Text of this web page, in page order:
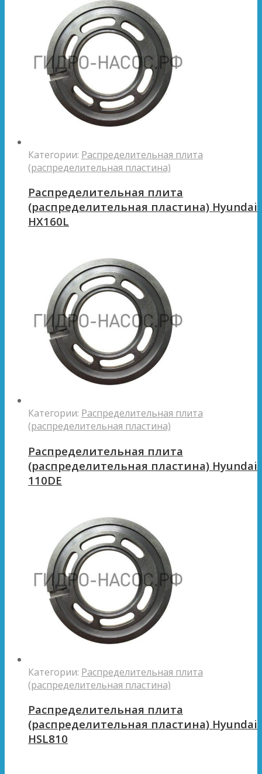
Категории: Распределительная плита
(распределительная пластина)
Распределительная плита
(распределительная пластина) Hyundai
HX160L
Категории: Распределительная плита
(распределительная пластина)
Распределительная плита
(распределительная пластина) Hyundai
110DE
Категории: Распределительная плита
(распределительная пластина)
Распределительная плита
(распределительная пластина) Hyundai
HSL810